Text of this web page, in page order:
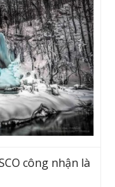
công nhận là